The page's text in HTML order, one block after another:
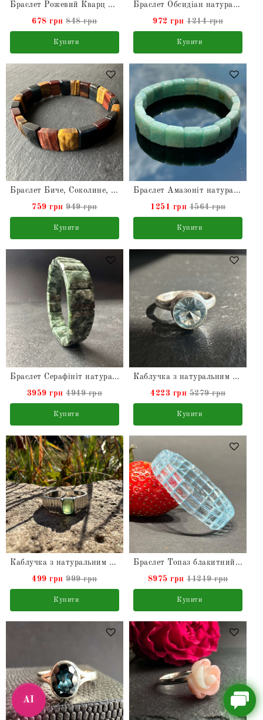
Браслет Рожевий Кварц та Аметист натуральні
678 грн 848 грн
Купити
Браслет Обсидіан натуральний
972 грн 1214 грн
Купити
Браслет Биче, Соколине, Тигрове Око натуральний
759 грн 949 грн
Купити
Браслет Амазоніт натуральний
1251 грн 1564 грн
Купити
Браслет Серафініт натуральний
3959 грн 4949 грн
Купити
Каблучка з натуральним Топазом зі срібла
4223 грн 5279 грн
Купити
Каблучка з натуральним зеленим Халцедоном
499 грн 999 грн
Купити
Браслет Топаз блакитний натуральний
8975 грн 11219 грн
Купити
AI